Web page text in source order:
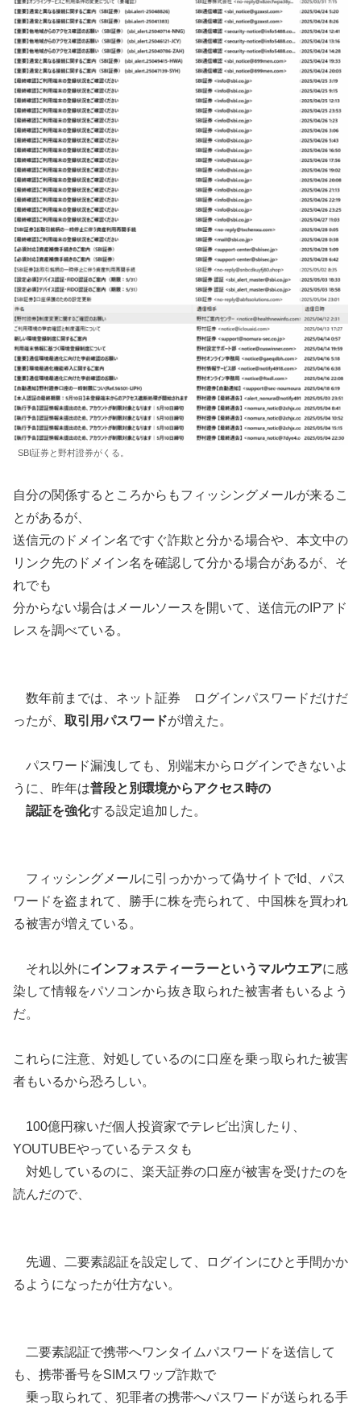
SBI証券と野村證券がくる。
自分の関係するところからもフィッシングメールが来るこ
とがあるが、
送信元のドメイン名ですぐ詐欺と分かる場合や、本文中の
リンク先のドメイン名を確認して分かる場合があるが、そ
れでも
分からない場合はメールソースを開いて、送信元のIPアド
レスを調べている。
数年前までは、ネット証券 ログインパスワードだけだ
ったが、 取引用パスワードが増えた。
パスワード漏洩しても、別端末からログインできないよ
うに、昨年は普段と別環境からアクセス時の
認証を強化する設定追加した。
フィッシングメールに引っかかって偽サイトでId、パス
ワードを盗まれて、勝手に株を売られて、中国株を買われ
る被害が増えている。
それ以外にインフォスティーラーというマルウエアに感
染して情報をパソコンから抜き取られた被害者もいるよう
だ。
これらに注意、対処しているのに口座を乗っ取られた被害
者もいるから恐ろしい。
100億円稼いだ個人投資家でテレビ出演したり、
YOUTUBEやっているテスタも
対処しているのに、楽天証券の口座が被害を受けたのを
読んだので、
先週、二要素認証を設定して、ログインにひと手間かか
るようになったが仕方ない。
二要素認証で携帯へワンタイムパスワードを送信して
も、携帯番号をSIMスワップ詐欺で
乗っ取られて、犯罪者の携帯へパスワードが送られる手